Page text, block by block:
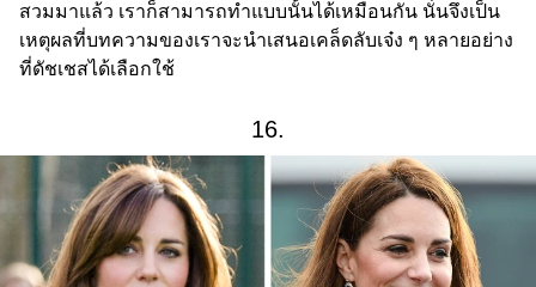
สวมมาแล้ว เราก็สามารถทำแบบนั้นได้เหมือนกัน นั่นจึงเป็น
เหตุผลที่บทความของเราจะนำเสนอเคล็ดลับเจ๋ง ๆ หลายอย่าง
ที่ดัชเชสได้เลือกใช้
16.